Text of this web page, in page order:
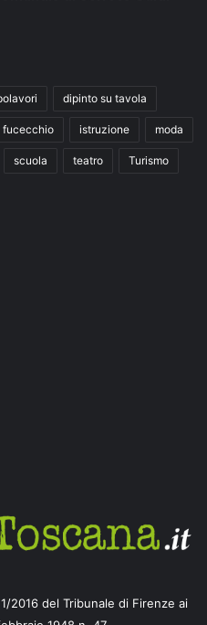
dipinto su tavola
fucecchio istruzione moda
scuola teatro Turismo
2016 del Tribunale di Firenze ai